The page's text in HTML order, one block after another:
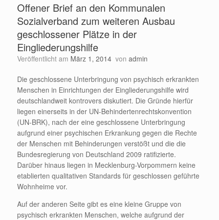
Offener Brief an den Kommunalen
Sozialverband zum weiteren Ausbau
geschlossener Plätze in der
Eingliederungshilfe
Veröffentlicht am März 1, 2014 von admin
Die geschlossene Unterbringung von psychisch erkrankten
Menschen in Einrichtungen der Eingliederungshilfe wird
deutschlandweit kontrovers diskutiert. Die Gründe hierfür
liegen einerseits in der UN-Behindertenrechtskonvention
(UN-BRK), nach der eine geschlossene Unterbringung
aufgrund einer psychischen Erkrankung gegen die Rechte
der Menschen mit Behinderungen verstößt und die die
Bundesregierung von Deutschland 2009 ratifizierte.
Darüber hinaus liegen in Mecklenburg-Vorpommern keine
etablierten qualitativen Standards für geschlossen geführte
Wohnheime vor.
Auf der anderen Seite gibt es eine kleine Gruppe von
psychisch erkrankten Menschen, welche aufgrund der